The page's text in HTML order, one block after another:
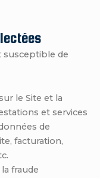
susceptible de
le Site et la
et services
de
facturation,
fraude